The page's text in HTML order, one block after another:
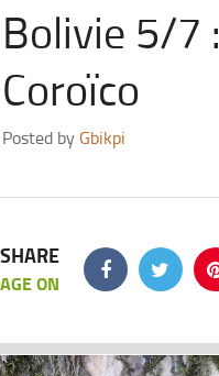
Bolivie 5/7 :
Coroïco
Posted by Gbikpi
SHARE
ON